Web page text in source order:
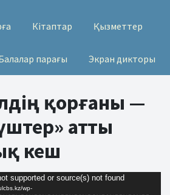
Кітаптар Қызметтер
парағы Экран дикторы
қорғаны —
атты
кеш
supported or source(s) not found
wp-